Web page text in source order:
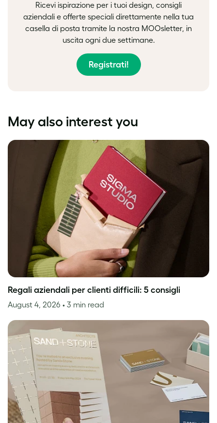
Ricevi ispirazione per i tuoi design, consigli
aziendali e offerte speciali direttamente nella tua
casella di posta tramite la nostra MOOsletter, in
uscita ogni due settimane.
Registrati!
May also interest you
Regali aziendali per clienti difficili: 5 consigli
August 4, 2026 • 3 min read